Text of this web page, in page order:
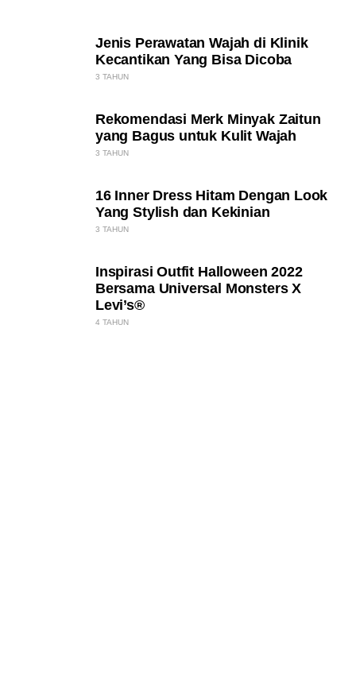
Jenis Perawatan Wajah di Klinik
Kecantikan Yang Bisa Dicoba
3 TAHUN
Rekomendasi Merk Minyak Zaitun
yang Bagus untuk Kulit Wajah
3 TAHUN
16 Inner Dress Hitam Dengan Look
Yang Stylish dan Kekinian
3 TAHUN
Inspirasi Outfit Halloween 2022
Bersama Universal Monsters X
Levi’s®
4 TAHUN